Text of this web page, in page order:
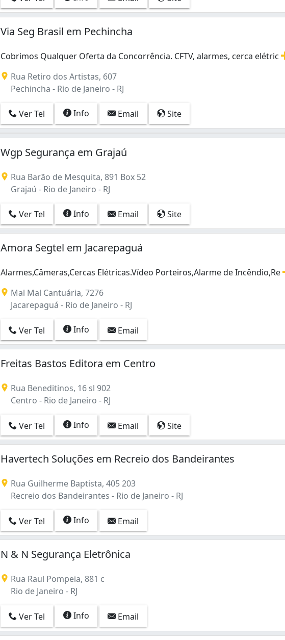
Via Seg Brasil em Pechincha
Cobrimos Qualquer Oferta da Concorrência. CFTV, alarmes, cerca elétric
Rua Retiro dos Artistas, 607
Pechincha - Rio de Janeiro - RJ
Ver Tel Info Email Site
Wgp Segurança em Grajaú
Rua Barão de Mesquita, 891 Box 52
Grajaú - Rio de Janeiro - RJ
Ver Tel Info Email Site
Amora Segtel em Jacarepaguá
Alarmes,Câmeras,Cercas Elétricas.Vídeo Porteiros,Alarme de Incêndio,Re
Mal Mal Cantuária, 7276
Jacarepaguá - Rio de Janeiro - RJ
Ver Tel Info Email
Freitas Bastos Editora em Centro
Rua Beneditinos, 16 sl 902
Centro - Rio de Janeiro - RJ
Ver Tel Info Email Site
Havertech Soluções em Recreio dos Bandeirantes
Rua Guilherme Baptista, 405 203
Recreio dos Bandeirantes - Rio de Janeiro - RJ
Ver Tel Info Email
N & N Segurança Eletrônica
Rua Raul Pompeia, 881 c
Rio de Janeiro - RJ
Ver Tel Info Email